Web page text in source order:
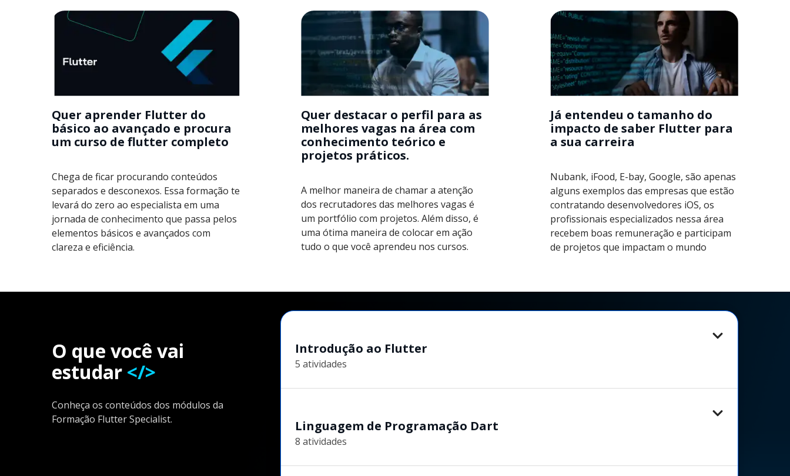
Quer aprender Flutter do
básico ao avançado e procura
um curso de flutter completo
Chega de ficar procurando conteúdos
separados e desconexos. Essa formação te
levará do zero ao especialista em uma
jornada de conhecimento que passa pelos
elementos básicos e avançados com
clareza e eficiência.
Quer destacar o perfil para as
melhores vagas na área com
conhecimento teórico e
projetos práticos.
A melhor maneira de chamar a atenção
dos recrutadores das melhores vagas é
um portfólio com projetos. Além disso, é
uma ótima maneira de colocar em ação
tudo o que você aprendeu nos cursos.
Já entendeu o tamanho do
impacto de saber Flutter para
a sua carreira
Nubank, iFood, E-bay, Google, são apenas
alguns exemplos das empresas que estão
contratando desenvolvedores iOS, os
profissionais especializados nessa área
recebem boas remuneração e participam
de projetos que impactam o mundo
O que você vai
estudar </>
Conheça os conteúdos dos módulos da
Formação Flutter Specialist.
Introdução ao Flutter
5 atividades
Linguagem de Programação Dart
8 atividades